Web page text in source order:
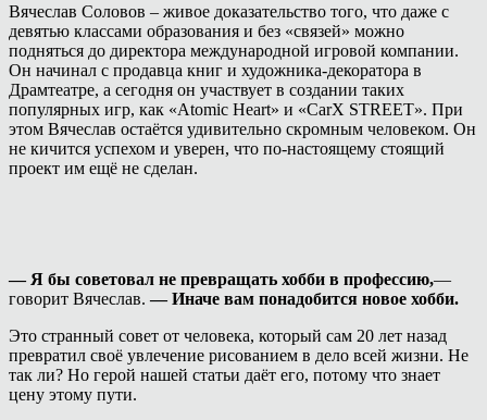
Вячеслав Соловов – живое доказательство того, что даже с
девятью классами образования и без «связей» можно
подняться до директора международной игровой компании.
Он начинал с продавца книг и художника-декоратора в
Драмтеатре, а сегодня он участвует в создании таких
популярных игр, как «Atomic Heart» и «CarX STREET». При
этом Вячеслав остаётся удивительно скромным человеком. Он
не кичится успехом и уверен, что по-настоящему стоящий
проект им ещё не сделан.
— Я бы советовал не превращать хобби в профессию,—
говорит Вячеслав.— Иначе вам понадобится новое хобби.
Это странный совет от человека, который сам 20 лет назад
превратил своё увлечение рисованием в дело всей жизни. Не
так ли? Но герой нашей статьи даёт его, потому что знает
цену этому пути.